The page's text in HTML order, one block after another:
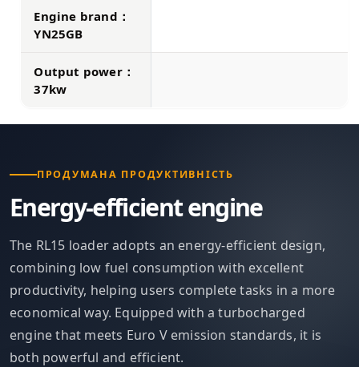
Engine brand：
YN25GB
Output power：
37kw
ПРОДУМАНА ПРОДУКТИВНІСТЬ
Energy-efficient engine
The RL15 loader adopts an energy-efficient design,
combining low fuel consumption with excellent
productivity, helping users complete tasks in a more
economical way. Equipped with a turbocharged
engine that meets Euro V emission standards, it is
both powerful and efficient.